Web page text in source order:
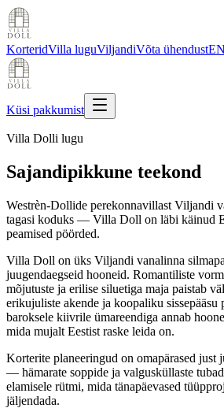
KorteridVilla luguViljandiVõta ühendustEN
Küsi pakkumist
Villa Dolli lugu
Sajandipikkune teekond
Westrèn-Dollide perekonnavillast Viljandi
tagasi koduks — Villa Doll on läbi käinud
peamised pöörded.
Villa Doll on üks Viljandi vanalinna
juugendaegseid hooneid. Romantiliste
mõjutuste ja erilise siluetiga maja paistab
erikujuliste akende ja koopaliku sissepääsu
baroksele kiivrile ümareendiga annab
mida mujalt Eestist raske leida on.
Korterite planeeringud on omapärased just
— hämarate soppide ja valgusküllaste
elamisele rütmi, mida tänapäevased
jäljendada.